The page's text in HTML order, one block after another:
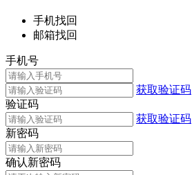
手机找回
邮箱找回
手机号
获取验证码
验证码
获取验证码
新密码
确认新密码